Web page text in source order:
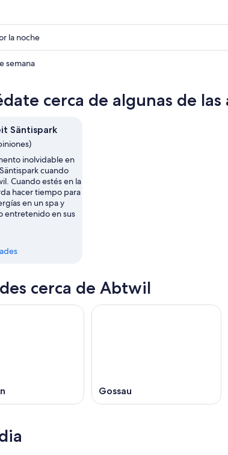
la noche
semana
cerca de algunas de
Säntispark
inolvidable en
cuando
Cuando estés en la
hacer tiempo para
en un spa y
entretenido en sus
cerca de Abtwil
Gossau